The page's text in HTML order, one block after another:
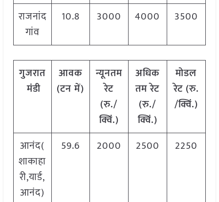
राजनांद
गांव
10.8 3000 4000 3500
गुजरात
मंडी
आवक
(टन में)
न्यूनतम
रेट
(रु./
क्विं.)
अधिक
तम रेट
(रु./
क्विं.)
मोडल
रेट (रु.
/क्विं.)
आनंद(
शाकाहा
री,यार्ड,
आनंद)
59.6 2000 2500 2250